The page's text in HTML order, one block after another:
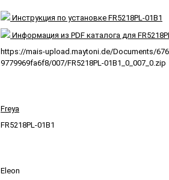
Инструкция по установке FR5218PL-01B1
Информация из PDF каталога для
https://mais-upload.maytoni.de/Documents/
9779969fa6f8/007/FR5218PL-01B1_0_007_0.zip
Freya
FR5218PL-01B1
Eleon